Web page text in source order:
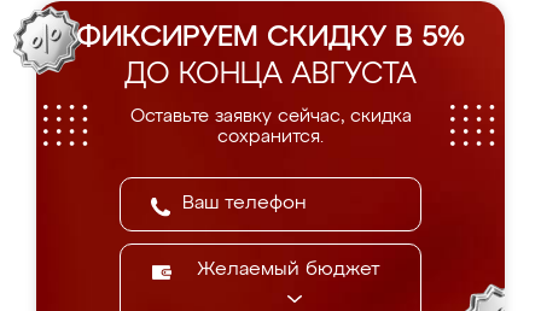
ФИКСИРУЕМ СКИДКУ В 5%
ДО КОНЦА АВГУСТА
Оставьте заявку сейчас, скидка
сохранится.
Желаемый бюджет